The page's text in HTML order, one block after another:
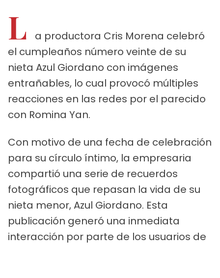
L
a productora Cris Morena celebró
el cumpleaños número veinte de su
nieta Azul Giordano con imágenes
entrañables, lo cual provocó múltiples
reacciones en las redes por el parecido
con Romina Yan.
Con motivo de una fecha de celebración
para su círculo íntimo, la empresaria
compartió una serie de recuerdos
fotográficos que repasan la vida de su
nieta menor, Azul Giordano. Esta
publicación generó una inmediata
interacción por parte de los usuarios de